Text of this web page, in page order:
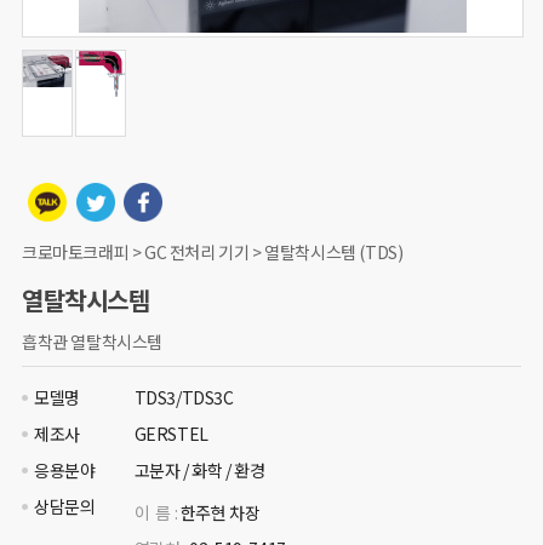
크로마토크래피 > GC 전처리 기기 > 열탈착시스템 (TDS)
열탈착시스템
흡착관 열탈착시스템
모델명
TDS3/TDS3C
제조사
GERSTEL
응용분야
고분자 / 화학 / 환경
상담문의
이 름 :한주현 차장